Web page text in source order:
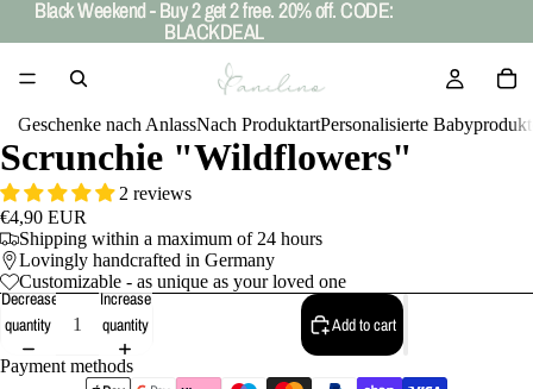
Black Weekend - Buy 2 get 2 free. 20% off. CODE:
BLACKDEAL
Black Weekend - Buy 2 get 2 free. 20% off. CODE:
BLACKDEAL
Geschenke nach AnlassNach ProduktartPersonalisierte
Scrunchie "Wildflowers"
2 reviews
€4,90 EUR
Shipping within a maximum of 24 hours
Lovingly handcrafted in Germany
Customizable - as unique as your loved one
Decrease
quantity
Increase
quantity
Add to cart
Payment methods